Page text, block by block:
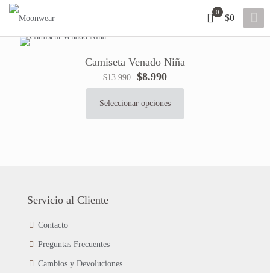
0
$0
Camiseta Venado Niña
$13.990
El
precio
original
$8.990El
precio
actual
Seleccionar opciones
producto
se
la
página
Servicio al Cliente
Contacto
Preguntas Frecuentes
Cambios y Devoluciones